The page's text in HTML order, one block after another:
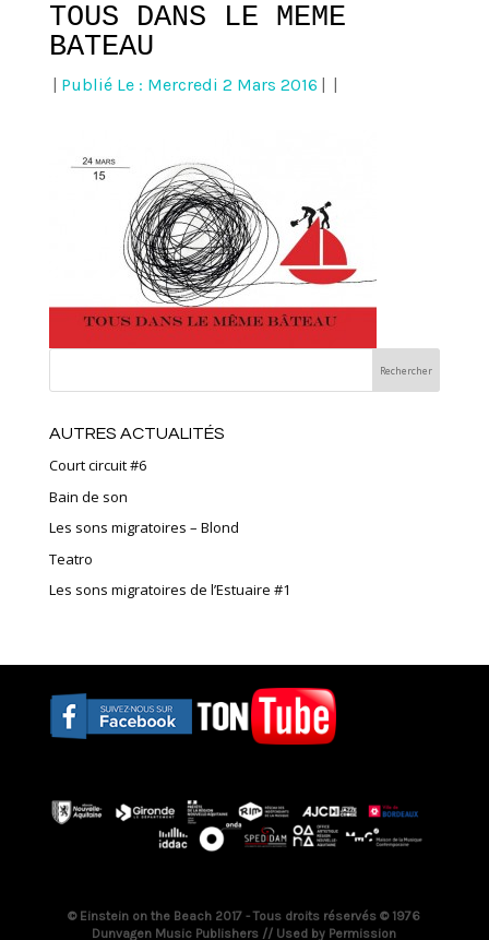
TOUS DANS LE MEME
BATEAU
Publié Le : Mercredi 2 Mars 2016
AUTRES ACTUALITÉS
Court circuit #6
Bain de son
Les sons migratoires – Blond
Teatro
Les sons migratoires de l’Estuaire #1
© Einstein on the Beach 2017 - Tous droits réservés © 1976
Dunvagen Music Publishers // Used by Permission